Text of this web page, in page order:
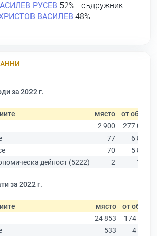
РУСЕВ 52% - съдружник
ВАСИЛЕВ 48% -
за 2022 г.
място от общо
2 900
277 019
77
6 851
70
5 883
дейност (5222)
2 150
за 2022 г.
място от общо
24 853
174 403
533
4 390